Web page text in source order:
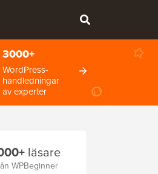
3000+
WordPress-
handledningar
av experter
läsare
WPBeginner